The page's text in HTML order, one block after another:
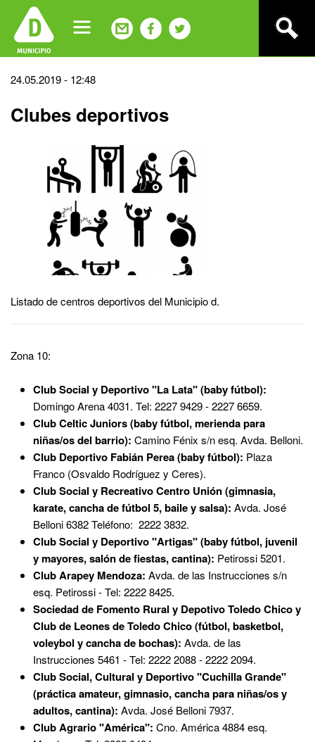
navigation
Back
top
24.05.2019 - 12:48
Clubes deportivos
Listado de centros deportivos del Municipio d.
Zona 10:
Club Social y Deportivo "La Lata" (baby fútbol):
Domingo Arena 4031. Tel: 2227 9429 - 2227 6659.
Club Celtic Juniors (baby fútbol, merienda para
niñas/os del barrio): Camino Fénix s/n esq. Avda. Belloni.
Club Deportivo Fabián Perea (baby fútbol): Plaza
Franco (Osvaldo Rodríguez y Ceres).
Club Social y Recreativo Centro Unión (gimnasia,
karate, cancha de fútbol 5, baile y salsa): Avda. José
Belloni 6382 Teléfono: 2222 3832.
Club Social y Deportivo "Artigas" (baby fútbol, juvenil
y mayores, salón de fiestas, cantina): Petirossi 5201.
Club Arapey Mendoza: Avda. de las Instrucciones s/n
esq. Petirossi - Tel: 2222 8425.
Sociedad de Fomento Rural y Depotivo Toledo Chico y
Club de Leones de Toledo Chico (fútbol, basketbol,
voleybol y cancha de bochas): Avda. de las
Instrucciones 5461 - Tel: 2222 2088 - 2222 2094.
Club Social, Cultural y Deportivo "Cuchilla Grande"
(práctica amateur, gimnasio, cancha para niñas/os y
adultos, cantina): Avda. José Belloni 7937.
Club Agrario "América": Cno. América 4884 esq.